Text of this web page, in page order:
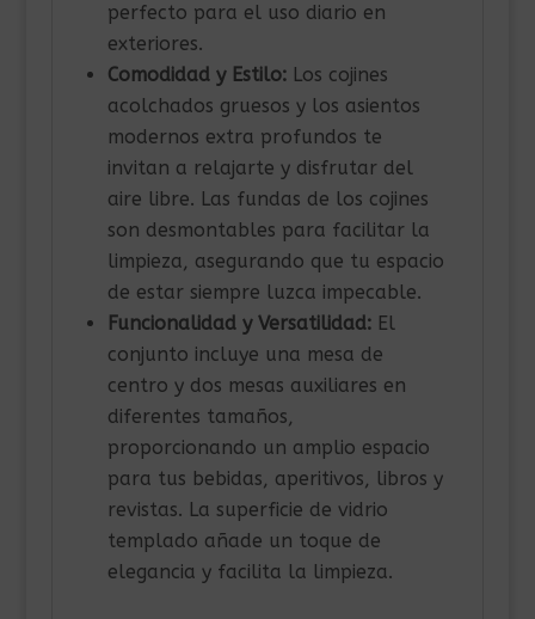
perfecto para el uso diario en
exteriores.
Comodidad y Estilo:Los cojines
acolchados gruesos y los asientos
modernos extra profundos te
invitan a relajarte y disfrutar del
aire libre. Las fundas de los cojines
son desmontables para facilitar la
limpieza, asegurando que tu espacio
de estar siempre luzca impecable.
Funcionalidad y Versatilidad:El
conjunto incluye una mesa de
centro y dos mesas auxiliares en
diferentes tamaños,
proporcionando un amplio espacio
para tus bebidas, aperitivos, libros y
revistas. La superficie de vidrio
templado añade un toque de
elegancia y facilita la limpieza.